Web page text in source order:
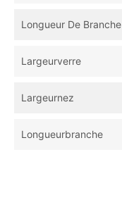
Longueur De Branche
Largeurverre
Largeurnez
Longueurbranche